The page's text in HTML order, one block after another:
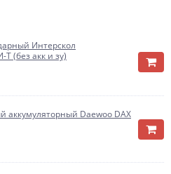
Интерскол
(без акк и зу)
аккумуляторный Daewoo DAX